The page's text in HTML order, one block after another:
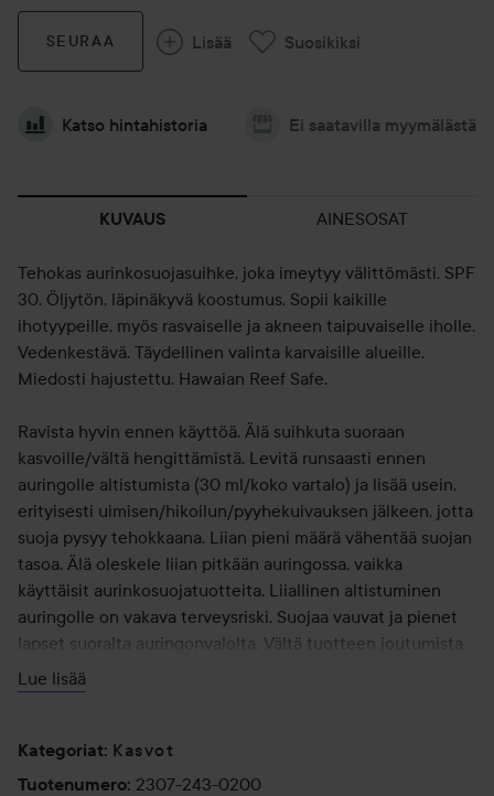
SEURAA Lisää Suosikiksi
Katso hintahistoria Ei saatavilla myymälästä
KUVAUS AINESOSAT
Tehokas aurinkosuojasuihke, joka imeytyy välittömästi. SPF
30. Öljytön, läpinäkyvä koostumus. Sopii kaikille
ihotyypeille, myös rasvaiselle ja akneen taipuvaiselle iholle.
Vedenkestävä. Täydellinen valinta karvaisille alueille.
Miedosti hajustettu. Hawaian Reef Safe.
Ravista hyvin ennen käyttöä. Älä suihkuta suoraan
kasvoille/vältä hengittämistä. Levitä runsaasti ennen
auringolle altistumista (30 ml/koko vartalo) ja lisää usein,
erityisesti uimisen/hikoilun/pyyhekuivauksen jälkeen, jotta
suoja pysyy tehokkaana. Liian pieni määrä vähentää suojan
tasoa. Älä oleskele liian pitkään auringossa, vaikka
käyttäisit aurinkosuojatuotteita. Liiallinen altistuminen
auringolle on vakava terveysriski. Suojaa vauvat ja pienet
lapset suoralta auringonvalolta. Vältä tuotteen joutumista
silmiin. Anna tuotteen imeytyä täysin ja vältä suoraa
kosketusta tekstiileihin ja koviin pintoihin värjäytymien
200 ml
Lue lisää
Kategoriat: Kasvot
Tuotenumero: 2307-243-0200